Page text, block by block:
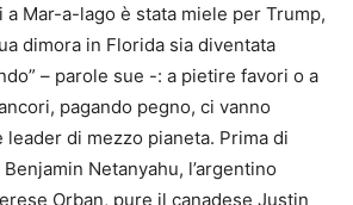
a Mar-a-lago è stata miele per Trump,
dimora in Florida sia diventata
– parole sue -: a pietire favori o a
pagando pegno, ci vanno
leader di mezzo pianeta. Prima di
Netanyahu, l’argentino
Orban, pure il canadese Justin